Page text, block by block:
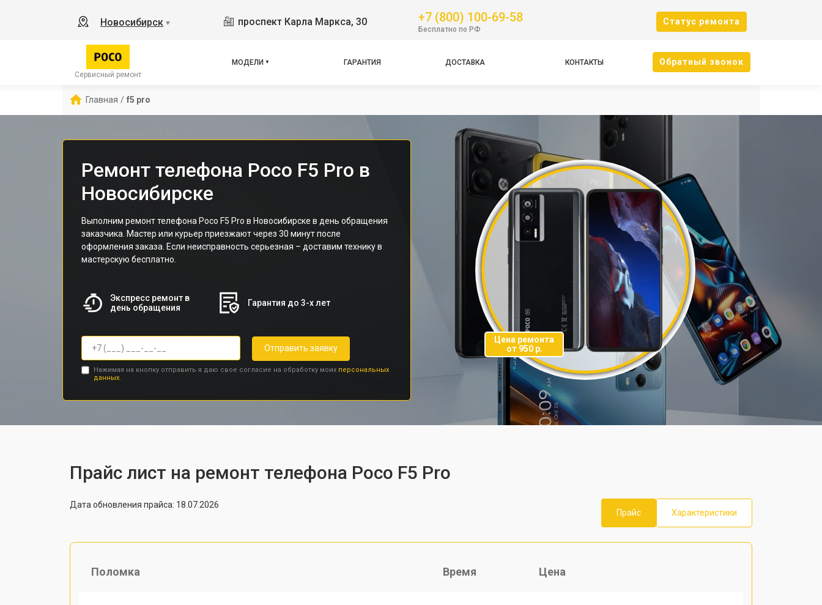
Новосибирск ▼ проспект Карла Маркса, 30 +7 (800) 100-69-58
Бесплатно по РФ
Cтатус ремонта
Сервисный ремонт
МОДЕЛИ
X2
X3 NFC
ГАРАНТИЯ ДОСТАВКА КОНТАКТЫ Oбратный звонок
Главная / f5 pro
Ремонт телефона Poco F5 Pro в
Новосибирске
Выполним ремонт телефона Poco F5 Pro в Новосибирске в день обращения
заказчика. Мастер или курьер приезжают через 30 минут после
оформления заказа. Если неисправность серьезная – доставим технику в
мастерскую бесплатно.
Экспресс ремонт в
день обращения
Гарантия до 3-х лет
Отправить заявку
Нажимая на кнопку отправить я даю свое согласие на обработку моих персональных
данных.
Цена ремонта
от 950 р.
Прайс лист на ремонт телефона Poco F5 Pro
Дата обновления прайса: 18.07.2026
Прайс
Характеристики
Поломка Время Цена